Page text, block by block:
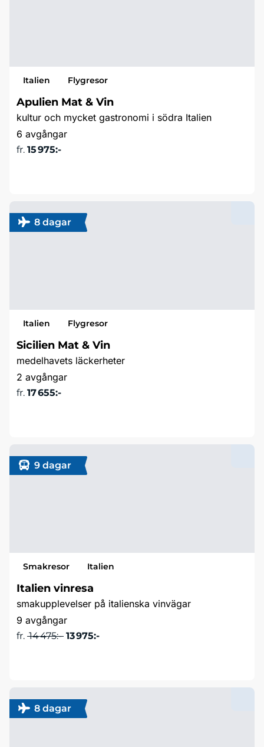
Italien Flygresor
Apulien Mat & Vin
kultur och mycket gastronomi i södra Italien
6 avgångar
fr. 15 975:-
8 dagar
Italien Flygresor
Sicilien Mat & Vin
medelhavets läckerheter
2 avgångar
fr. 17 655:-
9 dagar
Smakresor Italien
Italien vinresa
smakupplevelser på italienska vinvägar
9 avgångar
fr. 14 475:- 13 975:-
8 dagar